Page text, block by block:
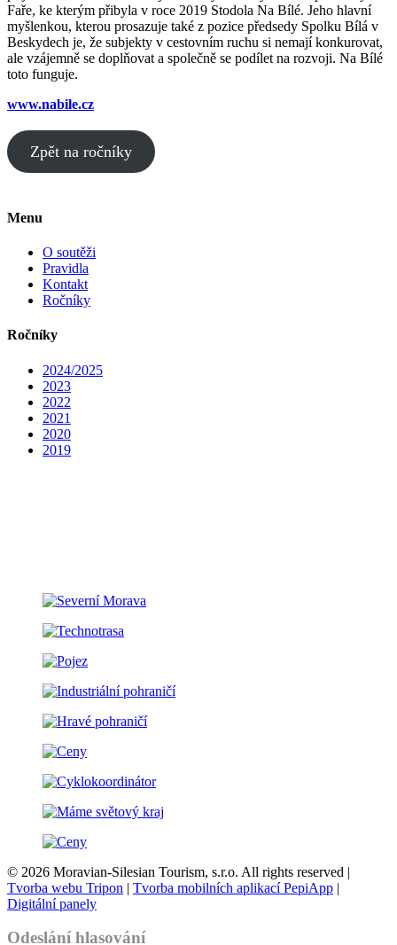
Faře, ke kterým přibyla v roce 2019 Stodola Na Bílé. Jeho hlavní
myšlenkou, kterou prosazuje také z pozice předsedy Spolku Bílá v
Beskydech je, že subjekty v cestovním ruchu si nemají konkurovat,
ale vzájemně se doplňovat a společně se podílet na rozvoji. Na Bílé
toto funguje.
www.nabile.cz
Zpět na ročníky
Menu
O soutěži
Pravidla
Kontakt
Ročníky
Ročníky
2024/2025
2023
2022
2021
2020
2019
© 2026 Moravian-Silesian Tourism, s.r.o. All rights reserved |
Tvorba webu Tripon | Tvorba mobilních aplikací PepiApp |
Digitální panely
Odeslání hlasování